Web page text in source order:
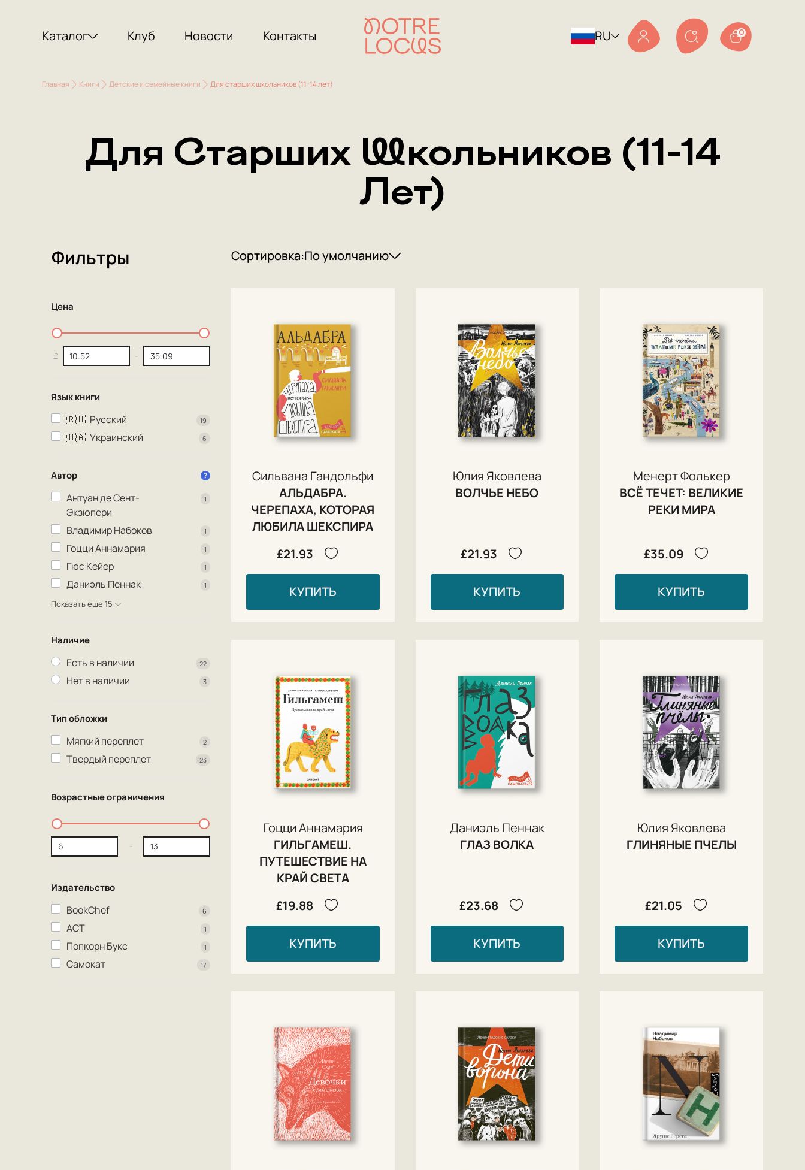
Каталог Клуб Новости Контакты RU 0
Главная Книги Детские и семейные книги Для старших школьников (11-14 лет)
Для Старших Школьников (11-14
Лет)
Фильтры
Цена
£ -
Язык книги
🇷🇺 Русский 19
🇺🇦 Украинский 6
Автор
Антуан де Сент-
Экзюпери
1
Владимир Набоков 1
Гоцци Аннамария 1
Гюс Кейер 1
Даниэль Пеннак 1
Показать еще 15
Наличие
Есть в наличии 22
Нет в наличии 3
Тип обложки
Мягкий переплет 2
Твердый переплет 23
Возрастные ограничения
-
Издательство
BookChef 6
АСТ 1
Попкорн Букс 1
Самокат 17
Сортировка:По умолчанию
Сильвана Гандольфи
АЛЬДАБРА.
ЧЕРЕПАХА, КОТОРАЯ
ЛЮБИЛА ШЕКСПИРА
£21.93
КУПИТЬ
Юлия Яковлева
ВОЛЧЬЕ НЕБО
£21.93
КУПИТЬ
Менерт Фолькер
ВСЁ ТЕЧЕТ: ВЕЛИКИЕ
РЕКИ МИРА
£35.09
КУПИТЬ
Гоцци Аннамария
ГИЛЬГАМЕШ.
ПУТЕШЕСТВИЕ НА
КРАЙ СВЕТА
£19.88
КУПИТЬ
Даниэль Пеннак
ГЛАЗ ВОЛКА
£23.68
КУПИТЬ
Юлия Яковлева
ГЛИНЯНЫЕ ПЧЕЛЫ
£21.05
КУПИТЬ